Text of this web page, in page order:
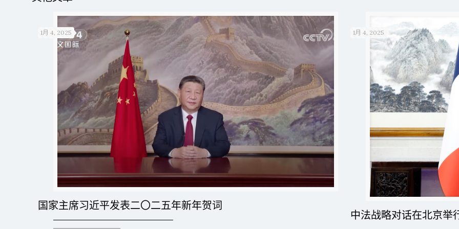
1月 4, 2025
国家主席习近平发表二〇二五年新年贺词
1月 4, 2025
中法战略对话在北京举